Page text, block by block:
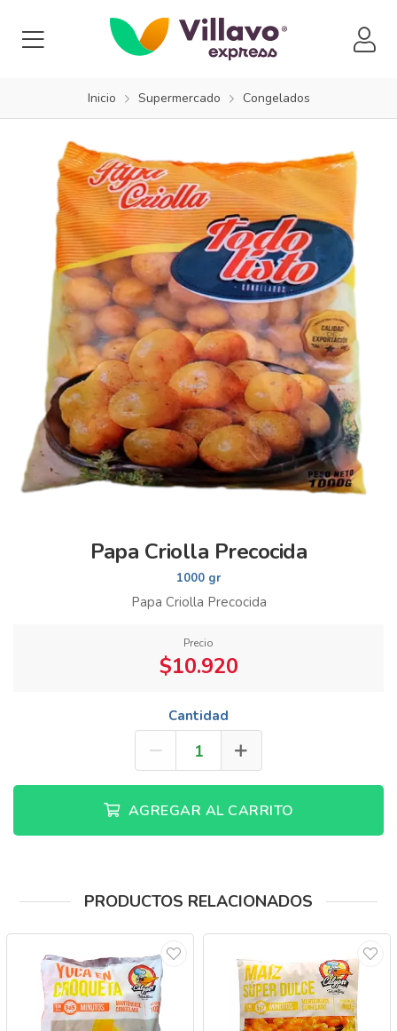
Inicio Supermercado Congelados
Papa Criolla Precocida
1000 gr
Papa Criolla Precocida
Precio
$10.920
Cantidad
AGREGAR AL CARRITO
PRODUCTOS RELACIONADOS